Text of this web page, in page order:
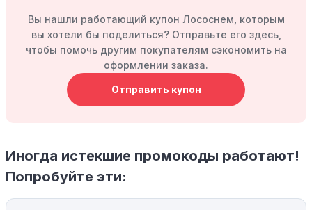
Вы нашли работающий купон Лососнем, которым
вы хотели бы поделиться? Отправьте его здесь,
чтобы помочь другим покупателям сэкономить на
оформлении заказа.
Отправить купон
Иногда истекшие промокоды работают!
Попробуйте эти: